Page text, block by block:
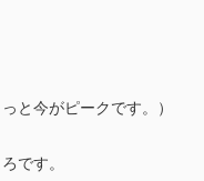
と今がピークです。）
です。